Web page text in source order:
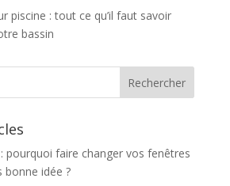
piscine : tout ce qu’il faut savoir
bassin
: pourquoi faire changer vos fenêtres
idée ?